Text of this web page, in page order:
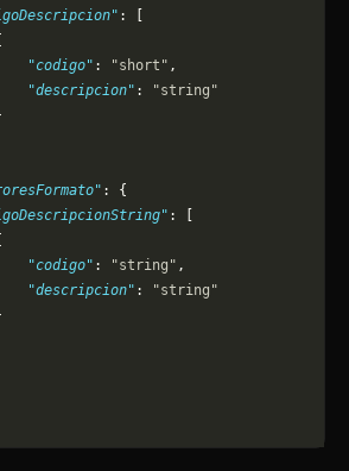
: [
"codigo"
: "short" ,
"descripcion"
:
"string"
: {
: [
"codigo"
: "string" ,
"descripcion"
:
"string"